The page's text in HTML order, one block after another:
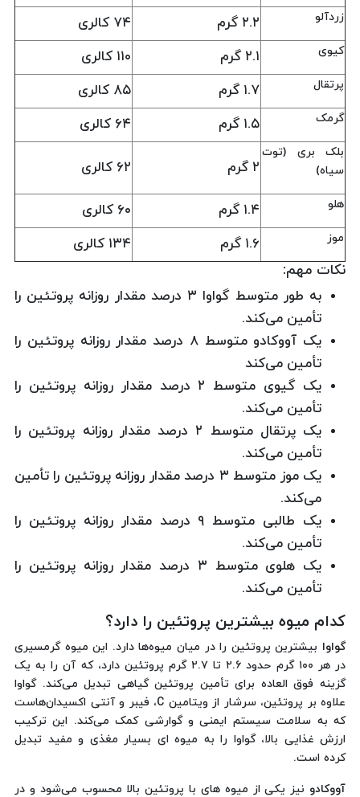
زردآلو ۲.۲ گرم ۷۴ کالری
کیوی ۲.۱ گرم ۱۱۰ کالری
پرتقال ۱.۷ گرم ۸۵ کالری
گرمک ۱.۵ گرم ۶۴ کالری
بلک بری (توت
سیاه)
۲ گرم ۶۲ کالری
هلو ۱.۴ گرم ۶۰ کالری
موز ۱.۶ گرم ۱۳۴ کالری
نکات مهم:
به طور متوسط گواوا ۳ درصد مقدار روزانه پروتئین را
تأمین می‌کند.
یک آووکادو متوسط ۸ درصد مقدار روزانه پروتئین را
تأمین می‌کند
یک گیوی متوسط ۲ درصد مقدار روزانه پروتئین را
تأمین می‌کند.
یک پرتقال متوسط ۲ درصد مقدار روزانه پروتئین را
تأمین می‌کند.
یک موز متوسط ۳ درصد مقدار روزانه پروتئین را تأمین
می‌کند.
یک طالبی متوسط ۹ درصد مقدار روزانه پروتئین را
تأمین می‌کند.
یک هلوی متوسط ۳ درصد مقدار روزانه پروتئین را
تأمین می‌کند.
کدام میوه بیشترین پروتئین را دارد؟
گواوا بیشترین پروتئین را در میان میوه‌ها دارد. این میوه گرمسیری
در هر ۱۰۰ گرم حدود ۲.۶ تا ۲.۷ گرم پروتئین دارد، که آن را به یک
گزینه فوق العاده برای تأمین پروتئین گیاهی تبدیل می‌کند. گواوا
علاوه بر پروتئین، سرشار از ویتامین C، فیبر و آنتی اکسیدان‌هاست
که به سلامت سیستم ایمنی و گوارشی کمک می‌کند. این ترکیب
ارزش غذایی بالا، گواوا را به میوه ای بسیار مغذی و مفید تبدیل
کرده است.
آووکادو نیز یکی از میوه های با پروتئین بالا محسوب می‌شود و در